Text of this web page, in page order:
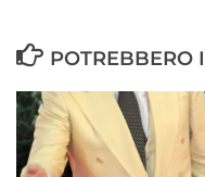
POTREBBERO